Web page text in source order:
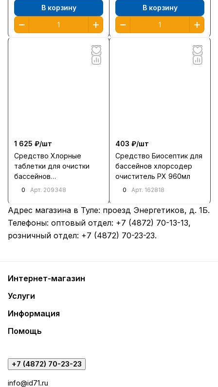
В корзину В корзину
1 625 ₽/шт
Средство Хлорные
таблетки для очистки
бассейнов
медленнорастворимые
0 Арт. 209348
403 ₽/шт
Средство Биосептик для
бассейнов хлорсодер
очиститель РХ 960мл
0 Арт. 162818
Адрес магазина в Туле: проезд Энергетиков, д. 1Б.
Телефоны: оптовый отдел: +7 (4872) 70-13-13,
розничный отдел: +7 (4872) 70-23-23.
Интернет-магазин
Услуги
Информация
Помощь
+7 (4872) 70-23-23
info@id71.ru